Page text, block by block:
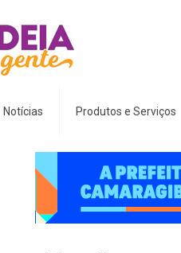
Notícias Produtos e Serviços